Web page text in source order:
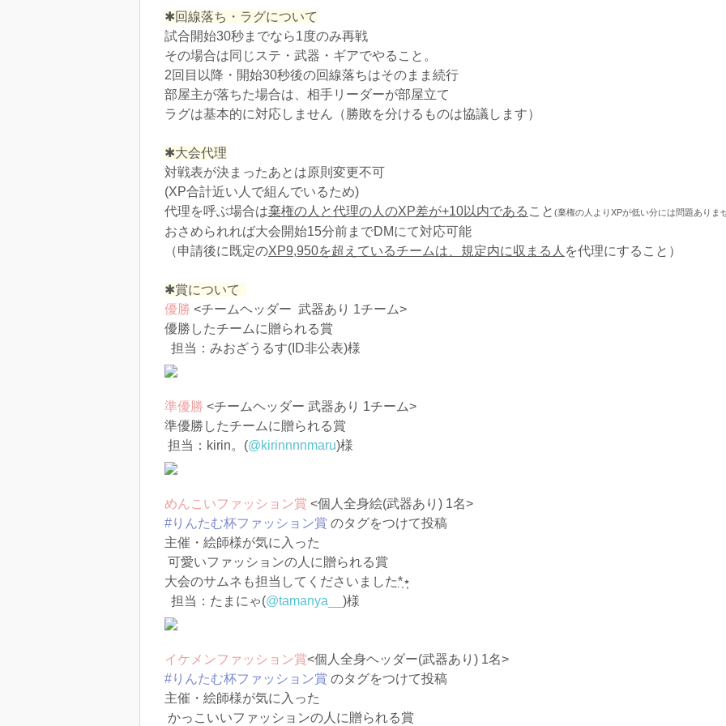
✱回線落ち・ラグについて
試合開始30秒までなら1度のみ再戦
その場合は同じステ・武器・ギアでやること。
2回目以降・開始30秒後の回線落ちはそのまま続行
部屋主が落ちた場合は、相手リーダーが部屋立て
ラグは基本的に対応しません（勝敗を分けるものは協議します）
✱大会代理
対戦表が決まったあとは原則変更不可
(XP合計近い人で組んでいるため)
代理を呼ぶ場合は棄権の人と代理の人のXP差が+10以内である こと (棄権の人よりXPが低い分には問題ありま
おさめられれば大会開始15分前までDMにて対応可能
（申請後に既定のXP9,950を超えているチームは、規定内に収まる人 を代理にすること）
✱賞について
優勝 <チームヘッダー 武器あり 1チーム>
優勝したチームに贈られる賞
担当：みおざうるす(ID非公表)様
準優勝 <チームヘッダー 武器あり 1チーム>
準優勝したチームに贈られる賞
担当：kirin。(@kirinnnnmaru)様
めんこいファッション賞 <個人全身絵(武器あり) 1名>
#りんたむ杯ファッション賞 のタグをつけて投稿
主催・絵師様が気に入った
可愛いファッションの人に贈られる賞
大会のサムネも担当してくださいました*̣̩⋆̩
担当：たまにゃ(@tamanya__ )様
イケメンファッション賞<個人全身ヘッダー(武器あり) 1名>
#りんたむ杯ファッション賞 のタグをつけて投稿
主催・絵師様が気に入った
かっこいいファッションの人に贈られる賞